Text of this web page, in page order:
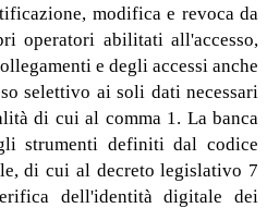
modifica e revoca da
operatori abilitati all'accesso,
e degli accessi anche
selettivo ai soli dati necessari
di cui al comma 1. La banca
strumenti definiti dal codice
di cui al decreto legislativo 7
dell'identità digitale dei